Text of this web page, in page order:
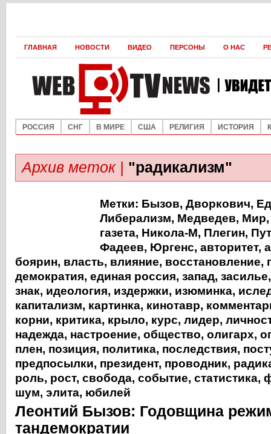
ГЛАВНАЯ НОВОСТИ ВИДЕО ПЕРСОНЫ О НАС
РОССИЯ СНГ В МИРЕ США РЕЛИГИЯ ИСТОРИЯ
Архив меток | "радикализм"
Метки: Бызов, Дворкович,
Либерализм, Медведев, Мир
газета, Никола-М, Плегин,
Фадеев, Юргенс, авторитет,
боярин, власть, влияние, восстановление,
демократия, единая россия, запад, засилье
знак, идеология, издержки, изюминка,
капитализм, картинка, кинотавр,
корни, критика, крыло, курс, лидер,
надежда, настроение, общество, олигарх,
плен, позиция, политика, последствия,
предпосылки, президент, проводник,
роль, рост, свобода, событие, статистика,
шум, элита, юбилей
Леонтий Бызов: Годовщина
тандемократии